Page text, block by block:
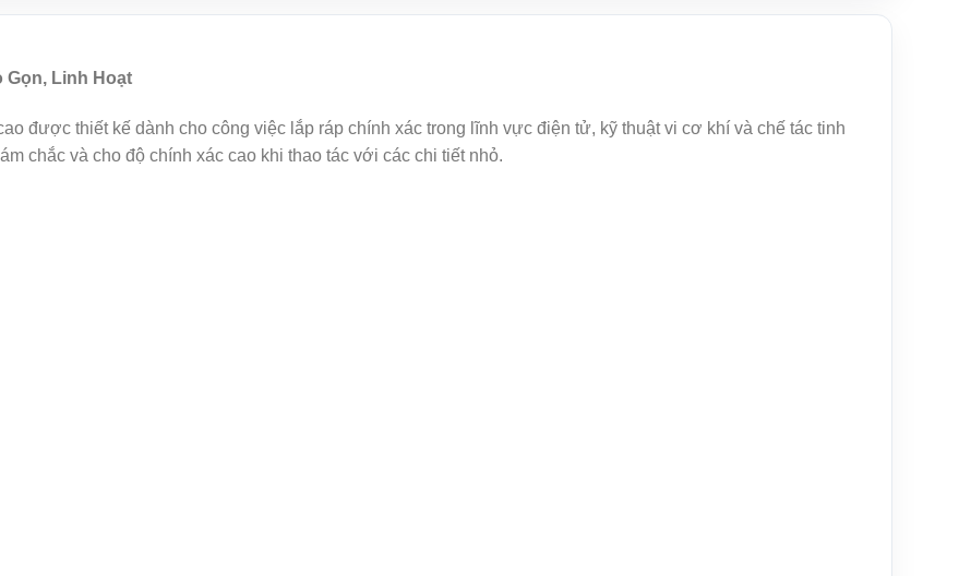
Gọn, Linh Hoạt
được thiết kế dành cho công việc lắp ráp chính xác trong lĩnh vực điện tử, kỹ thuật vi cơ khí và chế tác tinh
chắc và cho độ chính xác cao khi thao tác với các chi tiết nhỏ.